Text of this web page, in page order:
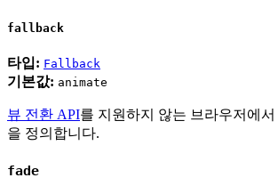
fallback
타입: Fallback
기본값: animate
뷰 전환 API를 지원하지 않는 브라우저에
을 정의합니다.
fade